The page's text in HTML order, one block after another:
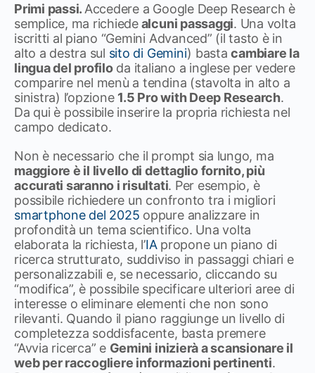
Primi passi. Accedere a Google Deep Research è
semplice, ma richiedealcuni passaggi. Una volta
iscritti al piano “Gemini Advanced” (il tasto è in
alto a destra sul sito di Gemini) bastacambiare la
lingua del profiloda italiano a inglese per vedere
comparire nel menù a tendina (stavolta in alto a
sinistra) l’opzione 1.5 Pro with Deep Research.
Da qui è possibile inserire la propria richiesta nel
campo dedicato.
Non è necessario che il prompt sia lungo, ma
maggiore è il livello di dettaglio fornito, più
accurati saranno i risultati. Per esempio, è
possibile richiedere un confronto tra i migliori
smartphone del 2025 oppure analizzare in
profondità un tema scientifico. Una volta
elaborata la richiesta, l’IApropone un piano di
ricerca strutturato, suddiviso in passaggi chiari e
personalizzabili e, se necessario, cliccando su
“modifica”, è possibile specificare ulteriori aree di
interesse o eliminare elementi che non sono
rilevanti. Quando il piano raggiunge un livello di
completezza soddisfacente, basta premere
“Avvia ricerca” e Gemini inizierà a scansionare il
web per raccogliere informazioni pertinenti.